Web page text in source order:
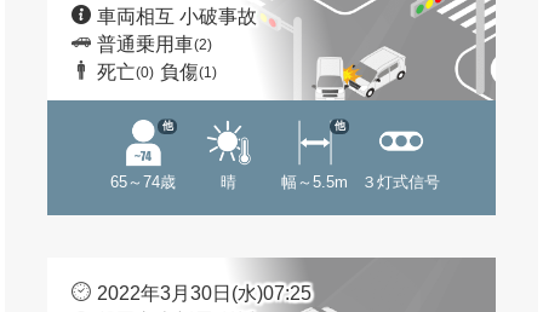
車両相互 小破事故
普通乗用車(2)
死亡(0) 負傷(1)
65～74歳
他
晴 幅～5.5m
他
３灯式信号
2022年3月30日(水)07:25